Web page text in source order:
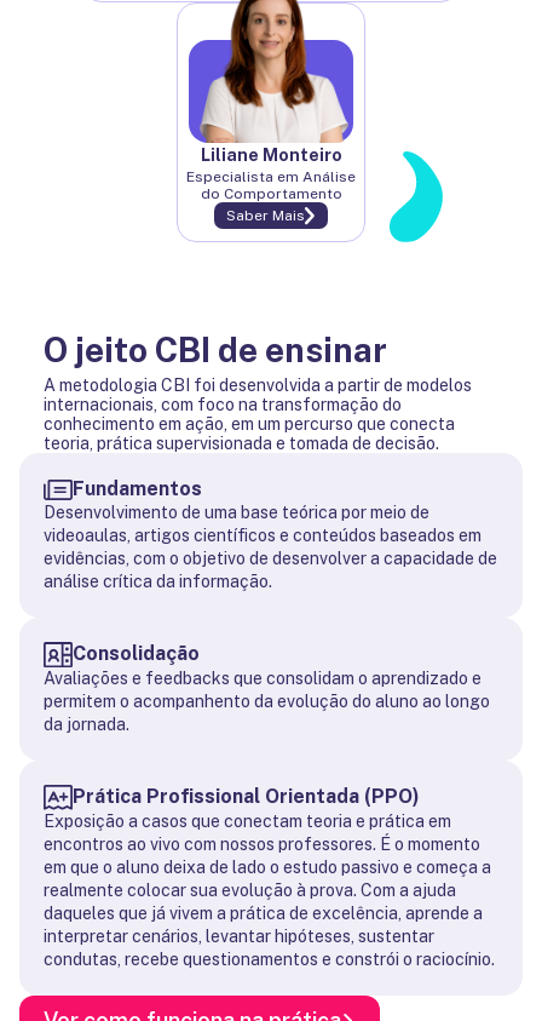
Liliane Monteiro
Especialista em Análise
do Comportamento
Saber Mais
O jeito CBI de ensinar
A metodologia CBI foi desenvolvida a partir de modelos
internacionais, com foco na transformação do
conhecimento em ação, em um percurso que conecta
teoria, prática supervisionada e tomada de decisão.
Fundamentos
Desenvolvimento de uma base teórica por meio de
videoaulas, artigos científicos e conteúdos baseados em
evidências, com o objetivo de desenvolver a capacidade de
análise crítica da informação.
Consolidação
Avaliações e feedbacks que consolidam o aprendizado e
permitem o acompanhento da evolução do aluno ao longo
da jornada.
Prática Profissional Orientada (PPO)
Exposição a casos que conectam teoria e prática em
encontros ao vivo com nossos professores. É o momento
em que o aluno deixa de lado o estudo passivo e começa a
realmente colocar sua evolução à prova. Com a ajuda
daqueles que já vivem a prática de excelência, aprende a
interpretar cenários, levantar hipóteses, sustentar
condutas, recebe questionamentos e constrói o raciocínio.